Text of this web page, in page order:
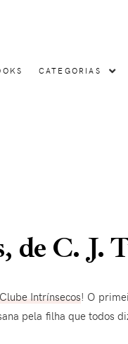
CATEGORIAS
de C. J.
Clube Intrínsecos! O
pela filha que todos